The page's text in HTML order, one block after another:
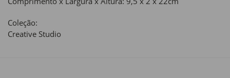
Coleção:
Creative Studio